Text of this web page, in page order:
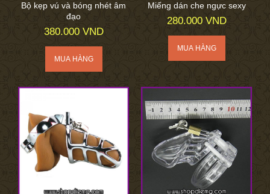
Bộ kẹp vú và bóng nhét âm
đạo
380.000 VND
Miếng dán che ngực sexy
280.000 VND